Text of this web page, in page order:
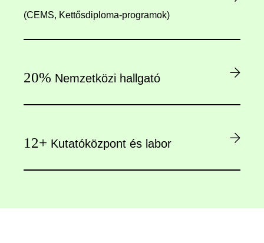
(CEMS, Kettősdiploma-programok)
20% Nemzetközi hallgató
12+ Kutatóközpont és labor